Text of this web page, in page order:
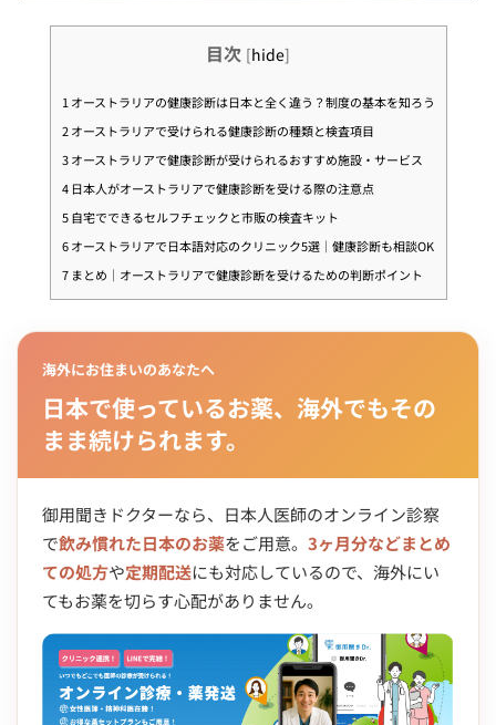
目次 [hide]
1 オーストラリアの健康診断は日本と全く違う？制度の基本を知ろう
2オーストラリアで受けられる健康診断の種類と検査項目
3オーストラリアで健康診断が受けられるおすすめ施設・サービス
4日本人がオーストラリアで健康診断を受ける際の注意点
5自宅でできるセルフチェックと市販の検査キット
6オーストラリアで日本語対応のクリニック5選｜健康診断も相談OK
7まとめ｜オーストラリアで健康診断を受けるための判断ポイント
海外にお住まいのあなたへ
日本で使っているお薬、海外でもその
まま続けられます。
御用聞きドクターなら、日本人医師のオンライン診察
で飲み慣れた日本のお薬をご用意。 3ヶ月分などまとめ
ての処方や定期配送にも対応しているので、海外にい
てもお薬を切らす心配がありません。